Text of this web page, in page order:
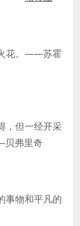
花。——苏霍
但一经开采
贝弗里奇
物和平凡的